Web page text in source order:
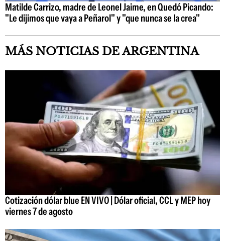
Matilde Carrizo, madre de Leonel Jaime, en Quedó Picando:
"Le dijimos que vaya a Peñarol" y "que nunca se la crea"
MÁS NOTICIAS DE ARGENTINA
Cotización dólar blue EN VIVO | Dólar oficial, CCL y MEP hoy
viernes 7 de agosto